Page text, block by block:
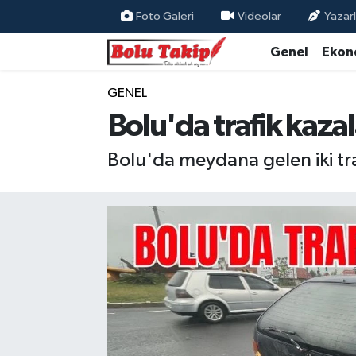
Foto Galeri Videolar
Genel
GENEL
Bolu'da trafik
Bolu'da meydana gelen iki